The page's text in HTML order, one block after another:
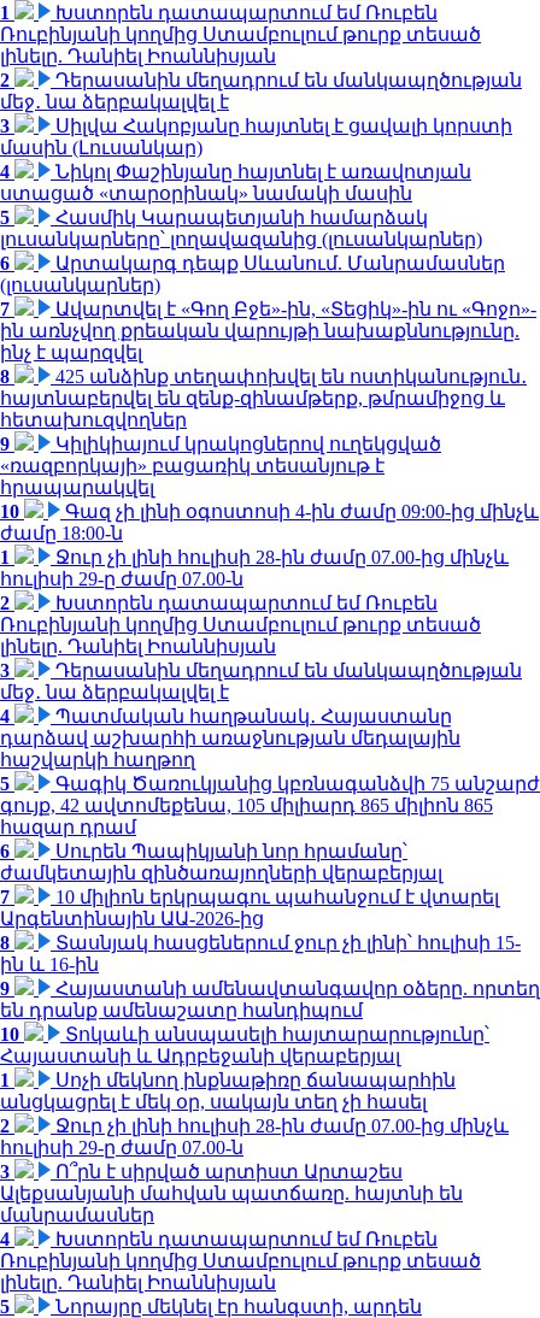
1
Խստորեն դատապարտում եմ Ռուբեն
Ռուբինյանի կողմից Ստամբուլում թուրք տեսած
լինելը. Դանիել Իոաննիսյան
2
Դերասանին մեղադրում են մանկապղծության
մեջ․ նա ձերբակալվել է
3
Սիլվա Հակոբյանը հայտնել է ցավալի կորստի
մասին (Լուսանկար)
4
Նիկոլ Փաշինյանը հայտնել է առավոտյան
ստացած «տարօրինակ» նամակի մասին
5
Հասմիկ Կարապետյանի համարձակ
լուսանկարները՝ լողավազանից (լուսանկարներ)
6
Արտակարգ դեպք Սևանում. Մանրամասներ
(լուսանկարներ)
7
Ավարտվել է «Գող Բջե»-ին, «Տեցիկ»-ին ու «Գոջո»-
ին առնչվող քրեական վարույթի նախաքննությունը.
ինչ է պարզվել
8
425 անձինք տեղափոխվել են ոստիկանություն․
հայտնաբերվել են զենք-զինամթերք, թմրամիջոց և
հետախուզվողներ
9
Կիլիկիայում կրակոցներով ուղեկցված
«ռազբորկայի» բացառիկ տեսանյութ է
հրապարակվել
10
Գազ չի լինի օգոստոսի 4-ին ժամը 09:00-ից մինչև
ժամը 18:00-ն
1
Ջուր չի լինի հուլիսի 28-ին ժամը 07.00-ից մինչև
հուլիսի 29-ը ժամը 07.00-ն
2
Խստորեն դատապարտում եմ Ռուբեն
Ռուբինյանի կողմից Ստամբուլում թուրք տեսած
լինելը. Դանիել Իոաննիսյան
3
Դերասանին մեղադրում են մանկապղծության
մեջ․ նա ձերբակալվել է
4
Պատմական հաղթանակ․ Հայաստանը
դարձավ աշխարհի առաջնության մեդալային
հաշվարկի հաղթող
5
Գագիկ Ծառուկյանից կբռնագանձվի 75 անշարժ
գույք, 42 ավտոմեքենա, 105 միլիարդ 865 միլիոն 865
հազար դրամ
6
Սուրեն Պապիկյանի նոր հրամանը՝
ժամկետային զինծառայողների վերաբերյալ
7
10 միլիոն երկրպագու պահանջում է վտարել
Արգենտինային ԱԱ-2026-ից
8
Տասնյակ հասցեներում ջուր չի լինի՝ հուլիսի 15-
ին և 16-ին
9
Հայաստանի ամենավտանգավոր օձերը. որտեղ
են դրանք ամենաշատը հանդիպում
10
Տոկաևի անսպասելի հայտարարությունը՝
Հայաստանի և Ադրբեջանի վերաբերյալ
1
Սոչի մեկնող ինքնաթիռը ճանապարհին
անցկացրել է մեկ օր, սակայն տեղ չի հասել
2
Ջուր չի լինի հուլիսի 28-ին ժամը 07.00-ից մինչև
հուլիսի 29-ը ժամը 07.00-ն
3
Ո՞րն է սիրված արտիստ Արտաշես
Ալեքսանյանի մահվան պատճառը. հայտնի են
մանրամասներ
4
Խստորեն դատապարտում եմ Ռուբեն
Ռուբինյանի կողմից Ստամբուլում թուրք տեսած
լինելը. Դանիել Իոաննիսյան
5
Նորայրը մեկնել էր հանգստի, արդեն